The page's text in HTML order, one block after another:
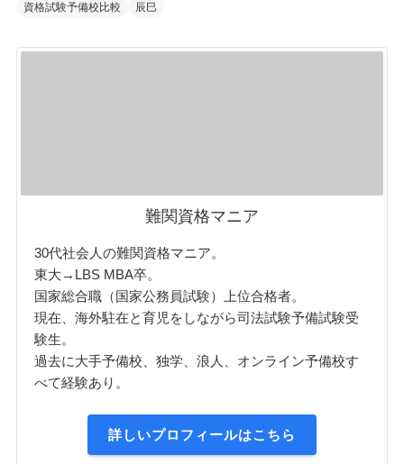
資格試験予備校比較
辰巳
難関資格マニア
30代社会人の難関資格マニア。
東大→LBS MBA卒。
国家総合職（国家公務員試験）上位合格者。
現在、海外駐在と育児をしながら司法試験予備試験受
験生。
過去に大手予備校、独学、浪人、オンライン予備校す
べて経験あり。
詳しいプロフィールはこちら